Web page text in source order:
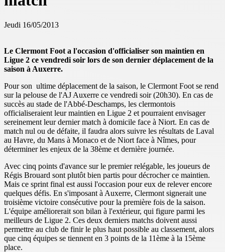
Jeudi 16/05/2013
Le Clermont Foot a l'occasion d'officialiser son maintien en
Ligue 2 ce vendredi soir lors de son dernier déplacement de la
saison à Auxerre.
Pour son ultime déplacement de la saison, le Clermont Foot se rend
sur la pelouse de l'AJ Auxerre ce vendredi soir (20h30). En cas de
succès au stade de l'Abbé-Deschamps, les clermontois
officialiseraient leur maintien en Ligue 2 et pourraient envisager
sereinement leur dernier match à domicile face à Niort. En cas de
match nul ou de défaite, il faudra alors suivre les résultats de Laval
au Havre, du Mans à Monaco et de Niort face à Nîmes, pour
déterminer les enjeux de la 38ème et dernière journée.
Avec cinq points d'avance sur le premier relégable, les joueurs de
Régis Brouard sont plutôt bien partis pour décrocher ce maintien.
Mais ce sprint final est aussi l'occasion pour eux de relever encore
quelques défis. En s'imposant à Auxerre, Clermont signerait une
troisième victoire consécutive pour la première fois de la saison.
L'équipe améliorerait son bilan à l'extérieur, qui figure parmi les
meilleurs de Ligue 2. Ces deux derniers matchs doivent aussi
permettre au club de finir le plus haut possible au classement, alors
que cinq équipes se tiennent en 3 points de la 11ème à la 15ème
place.